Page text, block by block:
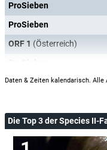
ProSieben
ProSieben
ORF 1 (Österreich)
Daten & Zeiten kalendarisch. Alle
Die Top 3 der Species II-